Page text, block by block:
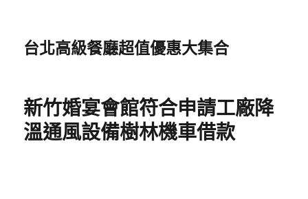
台北高級餐廳超值優惠大集合
新竹婚宴會館符合申請工廠降
溫通風設備樹林機車借款